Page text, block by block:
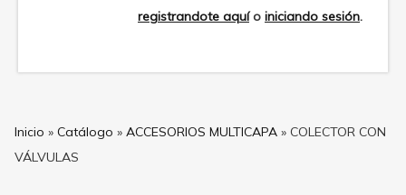
registrandote aquío iniciando sesión.
Inicio » Catálogo » ACCESORIOS MULTICAPA » COLECTOR CON
VÁLVULAS